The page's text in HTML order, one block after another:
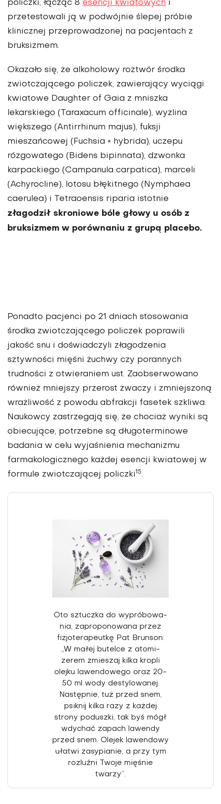
policzki, łącząc 8 esencji kwiatowych i
przetestowali ją w podwójnie ślepej próbie
klinicznej prze­prowadzonej na pacjentach z
bruksizmem.
Okazało się, że alkoholowy roztwór środka
zwiotczającego policzek, za­wierający wyciągi
kwiatowe Daughter of Gaia z mniszka
lekarskiego (Taraxacum offi­cinale), wyżlina
większego (Antirrhinum majus), fuksji
mieszańcowej (Fuchsia × hy­brida), uczepu
rózgowatego (Bidens bipinnata), dzwonka
karpackiego (Campanula car­patica), marceli
(Achyrocline), lotosu błękitnego (Nympha­ea
caerulea) i Tetraoensis riparia istotnie
złagodził skroniowe bóle głowy u osób z
bruksizmem w porównaniu z grupą placebo.
Ponadto pacjenci po 21 dniach stoso­wania
środka zwiotczającego policzek poprawili
jakość snu i doświadczyli złagodzenia
sztywności mięśni żuchwy czy porannych
trudności z otwieraniem ust. Zaobser­wowano
również mniejszy przerost żwaczy i zmniejszoną
wrażliwość z powodu abfrak­cji fasetek szkliwa.
Naukowcy zastrzegają się, że chociaż wy­niki są
obiecujące, potrzebne są długoterminowe
badania w celu wyjaśnienia mechani­zmu
farmakologicznego każ­dej esencji kwiatowej w
for­mule zwiotczającej policzki15.
Oto sztuczka do wypróbowa­
nia, zaproponowana przez
fizjoterapeutkę Pat Brunson:
„W małej butelce z atomi­
zerem zmieszaj kilka kropli
olejku lawendowego oraz 20-
50 ml wody destylowanej.
Następnie, tuż przed snem,
psiknij kilka razy z każdej
strony poduszki, tak byś mógł
wdychać zapach la­wendy
przed snem. Olejek lawendowy
ułatwi zasy­pianie, a przy tym
rozluźni Twoje mięśnie
twarzy”.